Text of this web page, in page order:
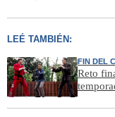
LEÉ TAMBIÉN:
FIN DEL
Reto